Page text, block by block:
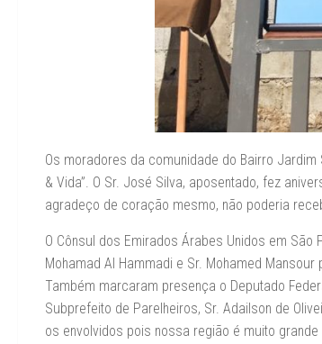
Os moradores da comunidade do Bairro
& Vida”. O Sr. José Silva, aposentado, fez
agradeço de coração mesmo, não poderia
O Cônsul dos Emirados Árabes Unidos em São
Mohamad Al Hammadi e Sr. Mohamed
Também marcaram presença o Deputado
Subprefeito de Parelheiros, Sr. Adailson de
os envolvidos pois nossa região é muito